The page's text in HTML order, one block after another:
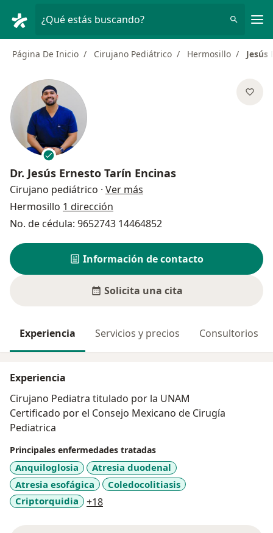
¿Qué estás buscando?
Página De Inicio Cirujano Pediátrico Hermosillo Jesús
Dr. Jesús Ernesto Tarín Encinas
Cirujano pediátrico · Ver más
Hermosillo 1 dirección
No. de cédula: 9652743 14464852
Información de contacto
Solicita una cita
Experiencia Servicios y precios Consultorios
Experiencia
Cirujano Pediatra titulado por la UNAM
Certificado por el Consejo Mexicano de Cirugía
Pediatrica
Principales enfermedades tratadas
Anquiloglosia
Atresia duodenal
Atresia esofágica
Coledocolitiasis
Criptorquidia
+18a11y_sr_more_diseases